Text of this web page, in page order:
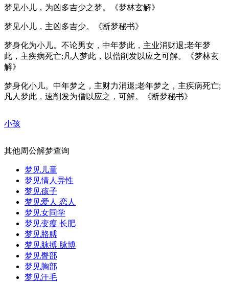
梦见小儿，为凶多吉少之梦。《梦林玄解》
梦见小儿，主凶多吉少。《断梦秘书》
梦身化为小儿。不论男女，中年梦此，主业消财退;老年梦
此，主疾病死亡;凡人梦此，以僧削发以应之可解。《梦林玄
解》
梦身化小儿。中年梦之，主财力消退;老年梦之，主疾病死亡;
凡人梦此，速削发为僧以应之，可解。《断梦秘书》
小孩
其他周公解梦查询
梦见儿童
梦见情人异性
梦见孩子
梦见爱人 恋人
梦见女同学
梦见变瘦 长肥
梦见胳膊
梦见脉搏 脉博
梦见臀部
梦见胸部
梦见汗毛